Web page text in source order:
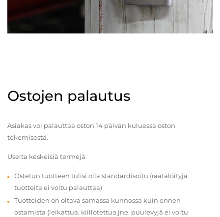
Ostojen palautus
Asiakas voi palauttaa oston 14 päivän kuluessa oston
tekemisestä.
Useita keskeisiä termejä:
Ostetun tuotteen tulisi olla standardisoitu (räätälöityjä
tuotteita ei voitu palauttaa)
Tuotteiden on oltava samassa kunnossa kuin ennen
ostamista (leikattua, kiillotettua jne. puulevyjä ei voitu